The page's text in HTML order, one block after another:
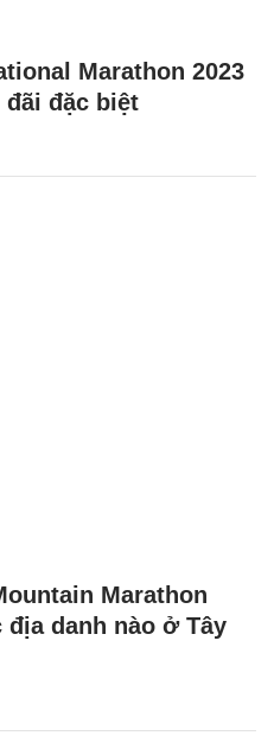
Marathon 2023
đặc biệt
Marathon
danh nào ở Tây